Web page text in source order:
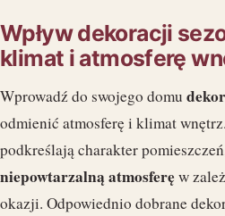
Wpływ dekoracji
klimat i atmosferę
Wprowadź do swojego domu
odmienić atmosferę i klimat
podkreślają charakter
niepowtarzalną atmosferęw
okazji. Odpowiednio dobrane